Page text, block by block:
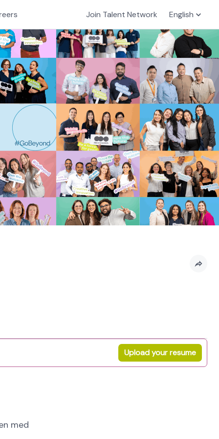
Join Talent Network English
Upload your resume
med